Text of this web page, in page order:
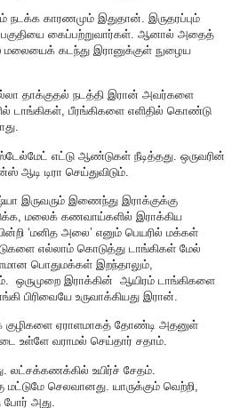
நடக்க காரணமும் இதுதான். இருதரப்பும்
பகுதியை கைப்பற்றுவார்கள். ஆனால் அதைத்
கடந்து இரானுக்குள் நுழைய
தாக்குதல் நடத்தி இரான் அவர்களை
டாங்கிகள், பீரங்கிகளை எளிதில் கொண்டு
எட்டு ஆண்டுகள் நீடித்தது. ஒருவரின்
ஆடி டிரா செய்துவிடும்.
இருவரும் இணைந்து இராக்குக்கு
மலைக் கணவாய்களில் இராக்கிய
‘மனித அலை’ எனும் பெயரில் மக்கள்
எல்லாம் கொடுத்து டாங்கிகள் மேல்
பொதுமக்கள் இறந்தாலும்,
ஒருமுறை இராக்கின் ஆயிரம் டாங்கிகளை
பிரிவையே உருவாக்கியது இரான்.
குழிகளை ஏராளமாகத் தோண்டி அதனுள்
உள்ளே வராமல் செய்தார் சதாம்.
லட்சக்கணக்கில் உயிர்ச் சேதம்.
மட்டுமே செலவானது. யாருக்கும் வெற்றி,
போர் அது.